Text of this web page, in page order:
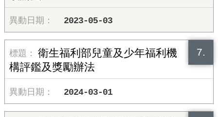
2023-05-03
7.
衛生福利部兒童及少年福利機
構評鑑及獎勵辦法
2024-03-01